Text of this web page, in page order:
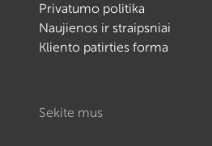
Privatumo politika
Naujienos ir straipsniai
Kliento patirties forma
Sekite mus